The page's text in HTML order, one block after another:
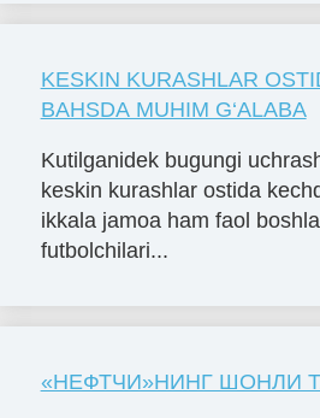
KESKIN KURASHLAR
BAHSDA MUHIM G‘ALABA
Kutilganidek bugungi
keskin kurashlar ostida
ikkala jamoa ham faol
futbolchilari...
«НЕФТЧИ»НИНГ ШОНЛИ